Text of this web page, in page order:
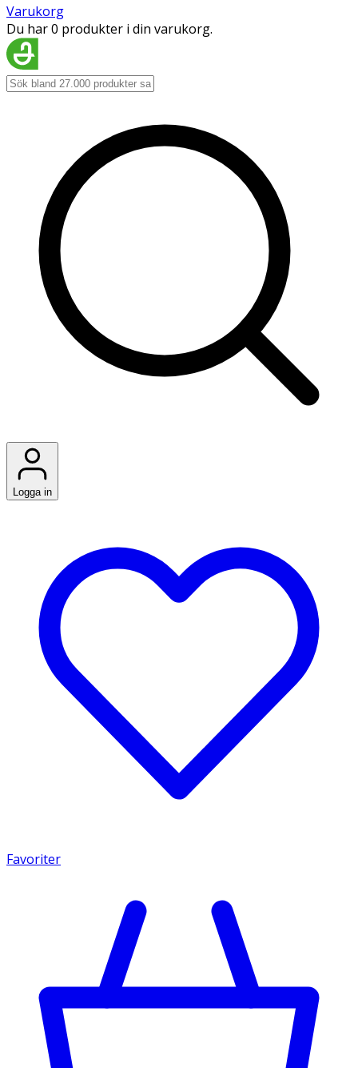
Varukorg
Du har 0 produkter i din varukorg.
Logga in
Favoriter